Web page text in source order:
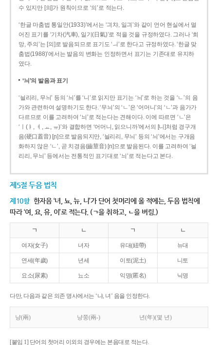
수 있지만 [의]가 원칙이므로 ‘의’로 적는다.
‘한글 마춤법 통일안(1933)’에서는 ‘긔챠, 일긔’와 같이 언어 현실에서 멀
어진 표기를 ‘기차(汽車), 일기(日氣)’로 적을 것을 규정하였다. 그러나 ‘희
망, 주의’는 [의]로 발음되므로 표기도 ‘ㅢ’로 한다고 규정하였다. ‘한글 맞
춤법(1988)’에서는 발음의 변화는 인정하면서 표기는 기존대로 유지하
였다.
‘늬’의 발음과 표기
‘늴리리, 무늬’ 등의 ‘늬’를 ‘니’로 읽지만 표기는 ‘늬’로 하는 것을 ‘ㄴ’의 음
가와 관련하여 설명하기도 한다. ‘무늬’의 ‘ㄴ’은 ‘어머니’의 ‘ㄴ’과 음가가
다르므로 이를 고려하여 ‘늬’로 적는다는 견해이다. 이에 따르면 ‘ㄴ’은
‘ㅣ(ㅑ, ㅕ, ㅛ, ㅠ)’와 결합하면 ‘어머니, 읽으니까’에서의 [니]처럼 경구개
음(硬口蓋音) [ɲ]으로 발음되지만, ‘늴리리, 무늬’ 등의 ‘늬’에서는 구개음
화하지 않은 ‘ㄴ’, 곧 치경음(齒莖音) [n]으로 발음된다. 이를 고려하여 ‘늴
리리, 무늬’ 등에서는 전통적인 표기대로 ‘늬’로 적는다고 본다.
제5절 두음 법칙
제10항 한자음 ‘녀, 뇨, 뉴, 니’가 단어 첫머리에 올 적에는, 두음 법칙에
따라 ‘여, 요, 유, 이’로 적는다. (ㄱ을 취하고, ㄴ을 버림.)
ㄱ ㄴ ㄱ ㄴ
여자(女子) 녀자 유대(紐帶) 뉴대
연세(年歲) 년세 이토(泥土) 니토
요소(尿素) 뇨소 익명(匿名) 닉명
다만, 다음과 같은 의존 명사에서는 ‘냐, 녀’ 음을 인정한다.
냥(兩) 냥쭝(兩-) 년(年)(몇 년)
[붙임 1] 단어의 첫머리 이외의 경우에는 본음대로 적는다.